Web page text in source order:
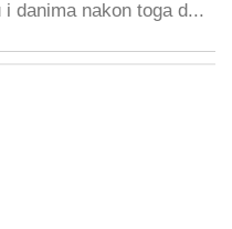
danima nakon toga d...